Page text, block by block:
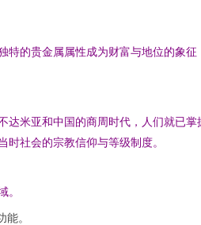
的贵金属属性成为财富与地位的象
米亚和中国的商周时代，人们就已
社会的宗教信仰与等级制度。
。
。